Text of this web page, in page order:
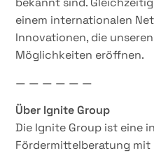
einem internationalen
Innovationen, die
Möglichkeiten eröffnen.
— — — — — —
Über Ignite Group
Die Ignite Group ist eine
Fördermittelberatung mit